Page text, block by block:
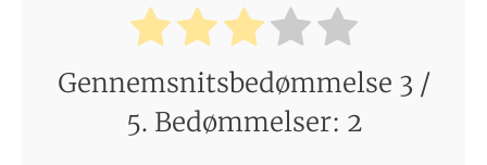
Gennemsnitsbedømmelse 3 /
5. Bedømmelser: 2